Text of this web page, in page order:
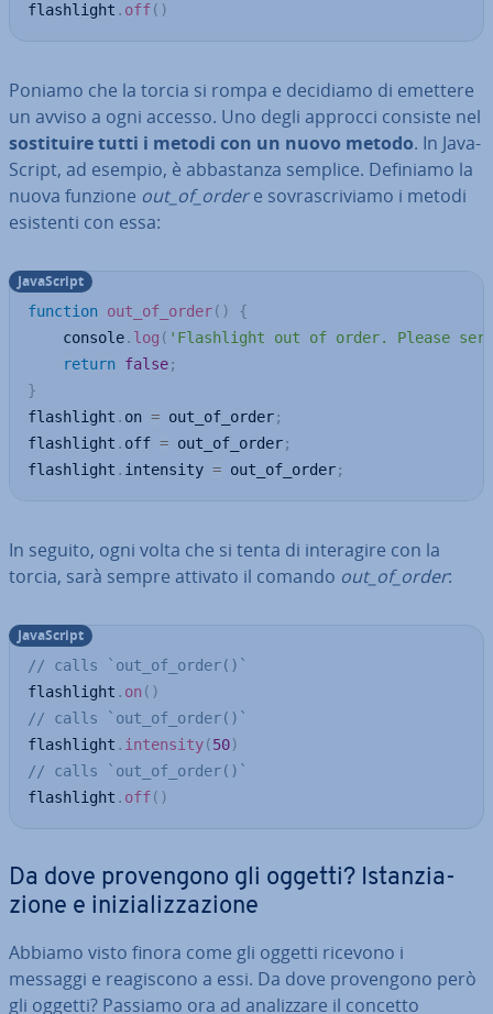
flashlight . off( )
Poniamo che la torcia si rompa e decidiamo di emettere
un avviso a ogni accesso. Uno degli approcci consiste nel
so­sti­tui­re tutti i metodi con un nuovo metodo. In Ja­va­
Script, ad esempio, è ab­ba­stan­za semplice. Definiamo la
nuova funzione out_of_ordere so­vra­scri­via­mo i metodi
esistenti con essa:
function out_of_order( )
{
    console
. log ( 'Flashlight out of order. Please
return false;
}
flashlight . on = out_of_order;
flashlight . off = out_of_order;
flashlight . intensity = out_of_order;
Ja­va­Script
In seguito, ogni volta che si tenta di in­te­ra­gi­re con la
torcia, sarà sempre attivato il comando out_of_order:
// calls `out_of_order()`
flashlight . on ( )
// calls `out_of_order()`
flashlight . intensity(50)
// calls `out_of_order()`
flashlight . off( )
Ja­va­Script
Da dove pro­ven­go­no gli oggetti? Istan­zia­
zio­ne e ini­zia­liz­za­zio­ne
Abbiamo visto finora come gli oggetti ricevono i
messaggi e rea­gi­sco­no a essi. Da dove pro­ven­go­no però
gli oggetti? Passiamo ora ad ana­liz­za­re il concetto